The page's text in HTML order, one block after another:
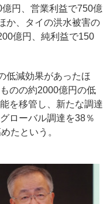
円、営業利益で750億
か、タイの洪水被害の
億円、純利益で150
低減効果があったほ
のの約2000億円の低
を移管し、新たな調達
ローバル調達を38％
たという。